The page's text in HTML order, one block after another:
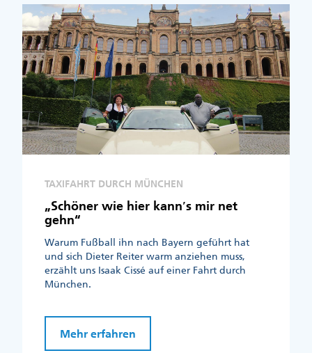
TAXIFAHRT DURCH MÜNCHEN
„Schöner wie hier kann′s mir net
gehn“
Warum Fußball ihn nach Bayern geführt hat
und sich Dieter Reiter warm anziehen muss,
erzählt uns Isaak Cissé auf einer Fahrt durch
München.
Mehr erfahren